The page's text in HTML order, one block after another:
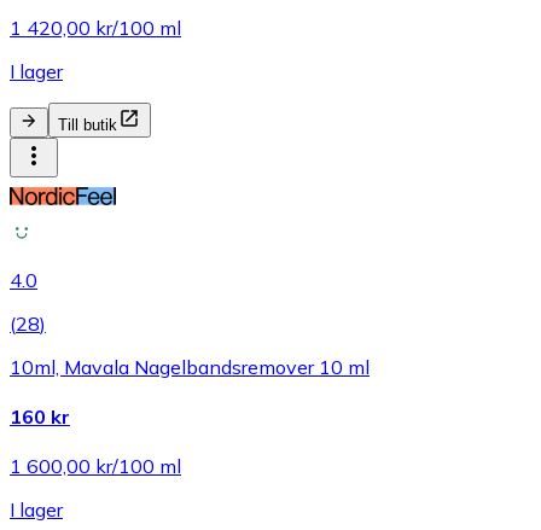
1 420,00 kr/100 ml
I lager
Till butik
4.0
(28)
10ml, Mavala Nagelbandsremover 10 ml
160 kr
1 600,00 kr/100 ml
I lager